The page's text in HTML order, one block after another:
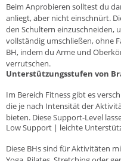
Beim Anprobieren solltest du
anliegt, aber nicht einschnürt.
den Schultern einzuschneiden,
vollständig umschließen, ohne
BH, indem du Arme und
verrutschen.
Unterstützungsstufen von
Im Bereich Fitness gibt es
die je nach Intensität der
bieten. Diese Support-Level
Low Support | leichte
Diese BHs sind für Aktivitäten